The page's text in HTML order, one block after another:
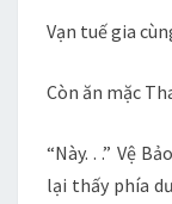
Vạn tuế gia
Còn ăn mặc
“Này. . .” Vệ
lại thấy phía